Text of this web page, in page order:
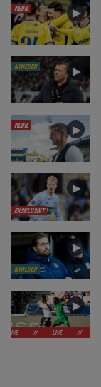
MEDIE ►
NYHEDER ►
MEDIE ►
EKSKLUSIVT
►
NYHEDER
►
►
LIVE // LIVE //